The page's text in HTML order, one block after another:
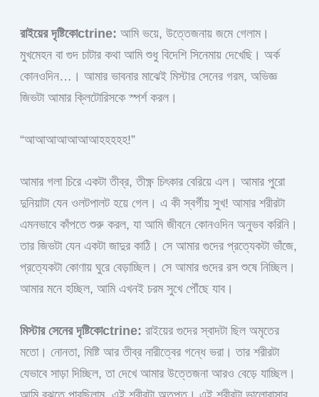
রাইয়ের দৃষ্টিকোctrine: আমি ভয়ে, উত্তেজনায় জমে গেলাম।
মুখমেহন বা গুদ চাটার কথা আমি শুধু বিদেশি সিনেমায় দেখেছি। অর্ক
কোনওদিন…। আমার ভাবনার মাঝেই মিস্টার সেনের গরম, অভিজ্ঞ
জিভটা আমার ক্লিটোরিসকে স্পর্শ করল।
“আআআআআআআহহহহহ!”
আমার গলা চিরে একটা তীব্র, তীক্ষ্ণ চিৎকার বেরিয়ে এল। আমার পুরো
দুনিয়াটা যেন ওলটপালট হয়ে গেল। এ কী স্বর্গীয় সুখ! আমার শরীরটা
এমনভাবে কাঁপতে শুরু করল, যা আমি জীবনে কোনওদিন অনুভব করিনি।
তার জিভটা যেন একটা জাদুর কাঠি। সে আমার গুদের প্রত্যেকটা ভাঁজে,
প্রত্যেকটা কোণায় ঘুরে বেড়াচ্ছিল। সে আমার গুদের রস শুষে নিচ্ছিল।
আমার মনে হচ্ছিল, আমি এখনই চরম সুখে পৌঁছে যাব।
মিস্টার সেনের দৃষ্টিকোctrine: রাইয়ের গুদের স্বাদটা ছিল অমৃতের
মতো। নোনতা, মিষ্টি আর তীব্র নারীত্বের গন্ধে ভরা। তার শরীরটা
যেভাবে সাড়া দিচ্ছিল, তা দেখে আমার উত্তেজনা আরও বেড়ে যাচ্ছিল।